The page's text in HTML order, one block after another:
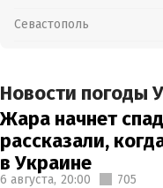
Севастополь
Новости погоды
Жара начнет
рассказали,
в Украине
6 августа, 20:00 705